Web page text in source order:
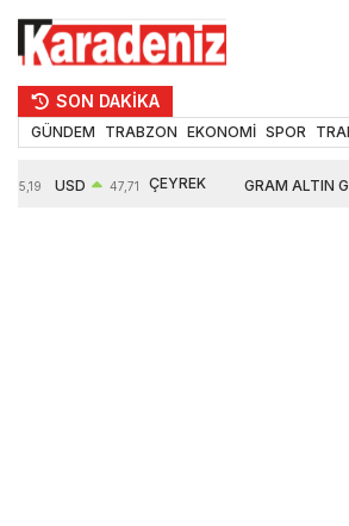
SON DAKİKA
GÜNDEM TRABZON EKONOMİ SPOR
55,19 USD 47,71 ÇEYREK GRAM ALTIN